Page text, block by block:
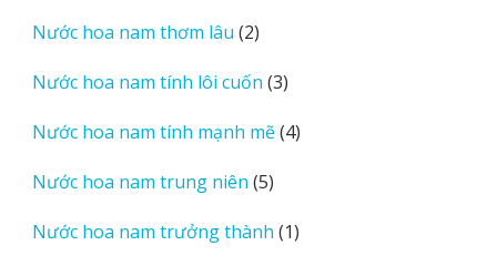
Nước hoa nam thơm lâu 22
phẩm
Nước hoa nam tính lôi cuốn 33
phẩm
Nước hoa nam tính mạnh mẽ 44
Nước hoa nam trung niên 55
phẩm
Nước hoa nam trưởng thành 11